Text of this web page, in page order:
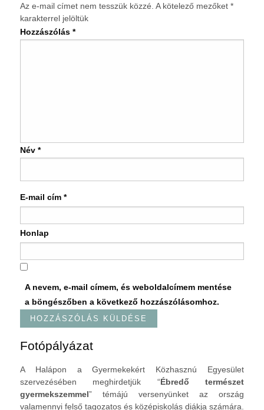
Az e-mail címet nem tesszük közzé. A kötelező mezőket *
karakterrel jelöltük
Hozzászólás *
Név *
E-mail cím *
Honlap
A nevem, e-mail címem, és weboldalcímem mentése
a böngészőben a következő hozzászólásomhoz.
Fotópályázat
A Halápon a Gyermekekért Közhasznú Egyesület
szervezésében meghirdetjük “Ébredő természet
gyermekszemmel” témájú versenyünket az ország
valamennyi felső tagozatos és középiskolás diákja számára.